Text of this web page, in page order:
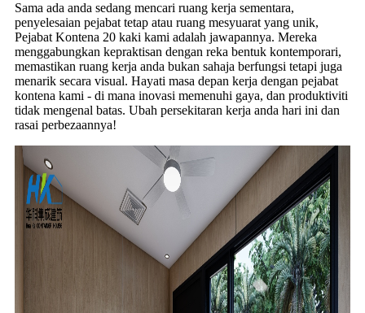
Sama ada anda sedang mencari ruang kerja sementara,
penyelesaian pejabat tetap atau ruang mesyuarat yang unik,
Pejabat Kontena 20 kaki kami adalah jawapannya. Mereka
menggabungkan kepraktisan dengan reka bentuk kontemporari,
memastikan ruang kerja anda bukan sahaja berfungsi tetapi juga
menarik secara visual. Hayati masa depan kerja dengan pejabat
kontena kami - di mana inovasi memenuhi gaya, dan produktiviti
tidak mengenal batas. Ubah persekitaran kerja anda hari ini dan
rasai perbezaannya!